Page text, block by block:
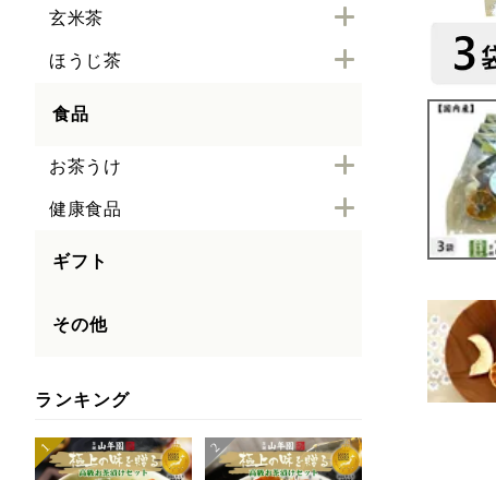
玄米茶
ほうじ茶
食品
お茶うけ
健康食品
ギフト
その他
ランキング